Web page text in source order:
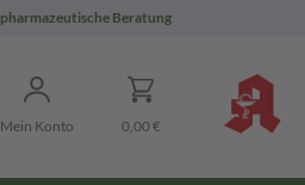
pharmazeutische Beratung
Mein Konto 0,00 €